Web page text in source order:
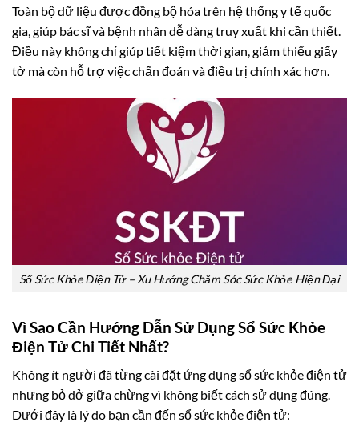
Toàn bộ dữ liệu được đồng bộ hóa trên hệ thống y tế quốc
gia, giúp bác sĩ và bệnh nhân dễ dàng truy xuất khi cần thiết.
Điều này không chỉ giúp tiết kiệm thời gian, giảm thiểu giấy
tờ mà còn hỗ trợ việc chẩn đoán và điều trị chính xác hơn.
Sổ Sức Khỏe Điện Tử – Xu Hướng Chăm Sóc Sức Khỏe Hiện Đại
Vì Sao Cần Hướng Dẫn Sử Dụng Sổ Sức Khỏe
Điện Tử Chi Tiết Nhất?
Không ít người đã từng cài đặt ứng dụng sổ sức khỏe điện tử
nhưng bỏ dở giữa chừng vì không biết cách sử dụng đúng.
Dưới đây là lý do bạn cần đến sổ sức khỏe điện tử: